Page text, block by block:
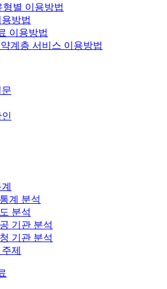
형별 이용방법
방법
이용방법
계층 서비스 이용방법
계 분석
분석
기관 분석
기관 분석
제